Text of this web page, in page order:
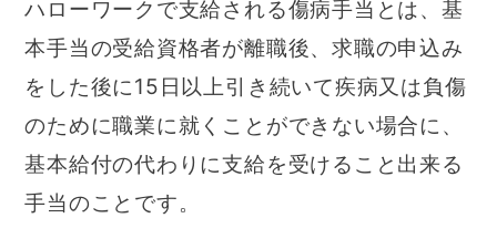
ハローワークで支給される傷病手当とは、基
本手当の受給資格者が離職後、求職の申込み
をした後に15日以上引き続いて疾病又は負傷
のために職業に就くことができない場合に、
基本給付の代わりに支給を受けること出来る
手当のことです。